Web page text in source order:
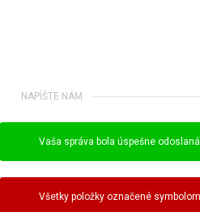
NAPÍŠTE NÁM
Vaša správa bola úspešne odoslaná
Všetky položky označené